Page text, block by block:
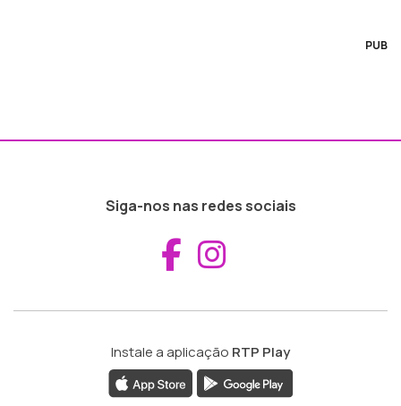
PUB
Siga-nos nas redes sociais
Aceder ao
Instale a aplicação RTP Play